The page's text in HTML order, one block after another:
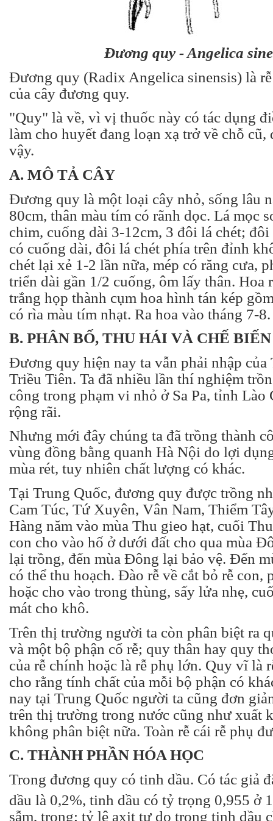
Đương quy - Angelica
Đương quy (Radix Angelica sinensis) là
của cây đương quy.
"Quy" là về, vì vị thuốc này có tác dụng
làm cho huyết đang loạn xạ trở về chỗ cũ,
vậy.
A. MÔ TẢ CÂY
Đương quy là một loại cây nhỏ, sống lâu
80cm, thân màu tím có rãnh dọc. Lá mọc
chim, cuống dài 3-12cm, 3 đôi lá chét;
có cuống dài, đôi lá chét phía trên đỉnh
chét lại xẻ 1-2 lần nữa, mép có răng cưa,
triển dài gần 1/2 cuống, ôm lấy thân. Hoa
trắng họp thành cụm hoa hình tán kép
có rìa màu tím nhạt. Ra hoa vào tháng 7-8.
B. PHÂN BỐ, THU HÁI VÀ CHẾ BIẾN
Đương quy hiện nay ta vẫn phải nhập của
Triều Tiên. Ta đã nhiều lần thí nghiệm
công trong phạm vi nhỏ ở Sa Pa, tỉnh Lào
rộng rãi.
Nhưng mới đây chúng ta đã trồng thành
vùng đồng bằng quanh Hà Nội do lợi
mùa rét, tuy nhiên chất lượng có khác.
Tại Trung Quốc, đương quy được trồng
Cam Túc, Tứ Xuyên, Vân Nam, Thiểm
Hàng năm vào mùa Thu gieo hạt, cuối
con cho vào hố ở dưới đất cho qua mùa
lại trồng, đến mùa Đông lại bảo vệ. Đến
có thể thu hoạch. Đào rễ về cắt bỏ rễ
hoặc cho vào trong thùng, sấy lửa nhẹ,
mát cho khô.
Trên thị trường người ta còn phân biệt ra
và một bộ phận cổ rễ; quy thân hay quy
của rễ chính hoặc là rễ phụ lớn. Quy vĩ là
cho rằng tính chất của mỗi bộ phận có
nay tại Trung Quốc người ta cũng đơn
trên thị trường trong nước cũng như xuất
không phân biệt nữa. Toàn rễ cái rễ phụ
C. THÀNH PHẦN HÓA HỌC
Trong đương quy có tinh dầu. Có tác giả
dầu là 0,2%, tinh dầu có tỷ trọng 0,955 ở
sẫm, trong; tỷ lệ axit tự do trong tinh dầu